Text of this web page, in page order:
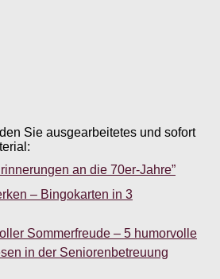
Sie ausgearbeitetes und sofort
an die 70er-Jahre”
– Bingokarten in 3
Sommerfreude – 5 humorvolle
in der Seniorenbetreuung